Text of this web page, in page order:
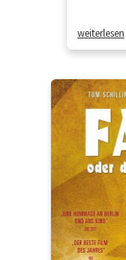
weiterlesen